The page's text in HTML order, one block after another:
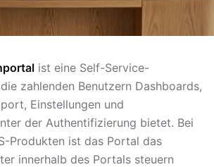
ist eine Self-Service-
zahlenden Benutzern Dashboards,
Einstellungen und
der Authentifizierung bietet. Bei
Produkten ist das Portal das
innerhalb des Portals steuern